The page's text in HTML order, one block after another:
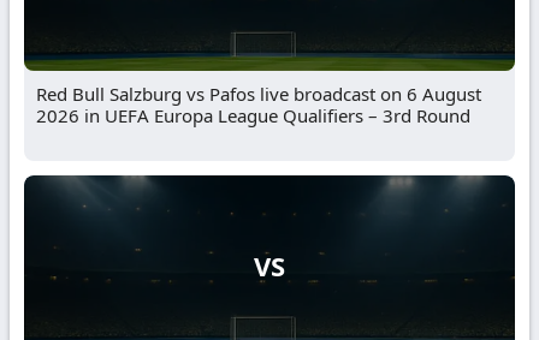
Red Bull Salzburg vs Pafos live broadcast on 6 August
2026 in UEFA Europa League Qualifiers – 3rd Round
VS